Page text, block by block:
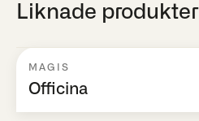
Liknade produkter
MAGIS
Officina